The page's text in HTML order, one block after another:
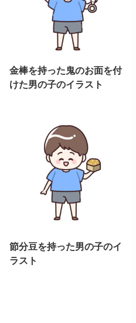
金棒を持った鬼のお面を付
けた男の子のイラスト
節分豆を持った男の子のイ
ラスト